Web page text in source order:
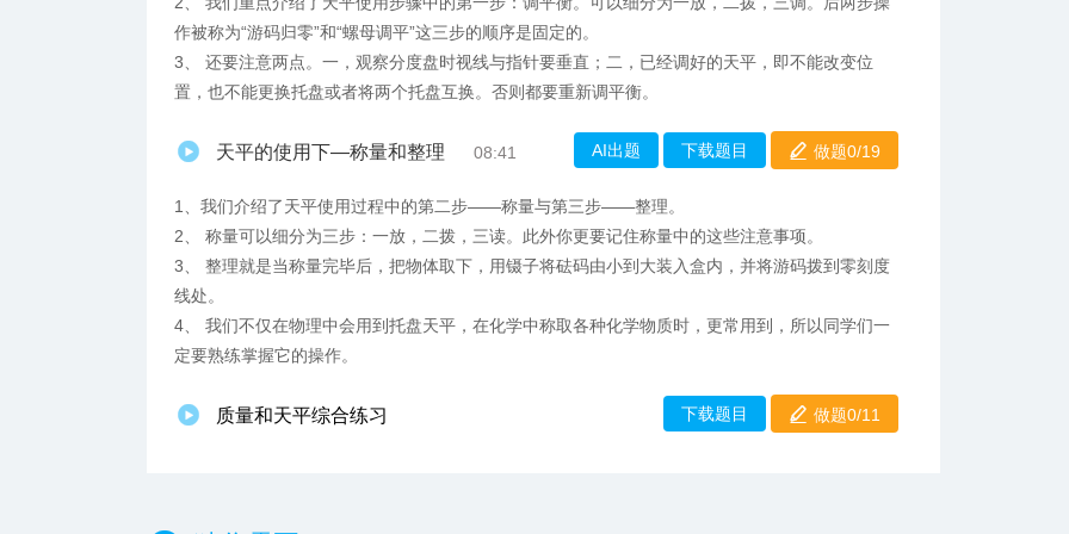
作被称为“游码归零”和“螺母调平”这三步的顺序是固定的。
3、 还要注意两点。一，观察分度盘时视线与指针要垂直；二，已经调好的天平，即不能改变位
置，也不能更换托盘或者将两个托盘互换。否则都要重新调平衡。
天平的使用下—称量和整理 08:41 AI出题 下载题目 做题0/19
1、我们介绍了天平使用过程中的第二步——称量与第三步——整理。
2、 称量可以细分为三步：一放，二拨，三读。此外你更要记住称量中的这些注意事项。
3、 整理就是当称量完毕后，把物体取下，用镊子将砝码由小到大装入盒内，并将游码拨到零刻度
线处。
4、 我们不仅在物理中会用到托盘天平，在化学中称取各种化学物质时，更常用到，所以同学们一
定要熟练掌握它的操作。
质量和天平综合练习 下载题目 做题0/11